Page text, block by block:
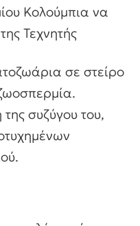
Κολούμπια να
Τεχνητής
σε στείρο
συζύγου του,